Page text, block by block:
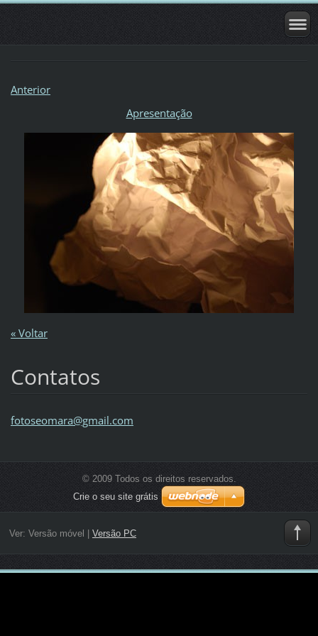
Anterior
Apresentação
« Voltar
Contatos
fotoseomara@gmail.com
© 2009 Todos os direitos reservados.
Crie o seu site grátis
Ver: Versão móvel Versão PC